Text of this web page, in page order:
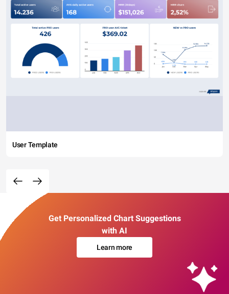
User Template
Get Personalized Chart Suggestions
with AI
Learn more